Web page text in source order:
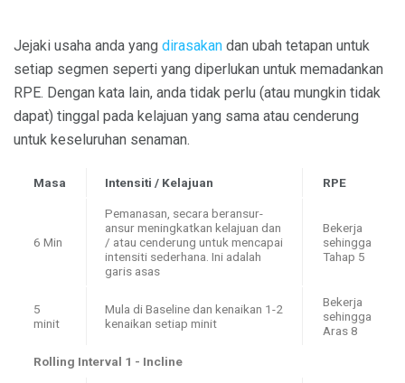
Jejaki usaha anda yang dirasakan dan ubah tetapan untuk
setiap segmen seperti yang diperlukan untuk memadankan
RPE. Dengan kata lain, anda tidak perlu (atau mungkin tidak
dapat) tinggal pada kelajuan yang sama atau cenderung
untuk keseluruhan senaman.
Masa Intensiti / Kelajuan RPE
6 Min
Pemanasan, secara beransur-
ansur meningkatkan kelajuan dan
/ atau cenderung untuk mencapai
intensiti sederhana. Ini adalah
garis asas
Bekerja
sehingga
Tahap 5
5
minit
Mula di Baseline dan kenaikan 1-2
kenaikan setiap minit
Bekerja
sehingga
Aras 8
Rolling Interval 1 - Incline